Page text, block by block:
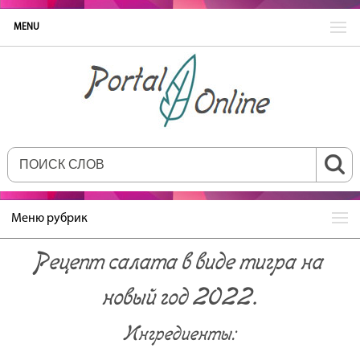
MENU
Меню рубрик
Рецепт салата в виде тигра на
новый год 2022.
Ингредиенты: